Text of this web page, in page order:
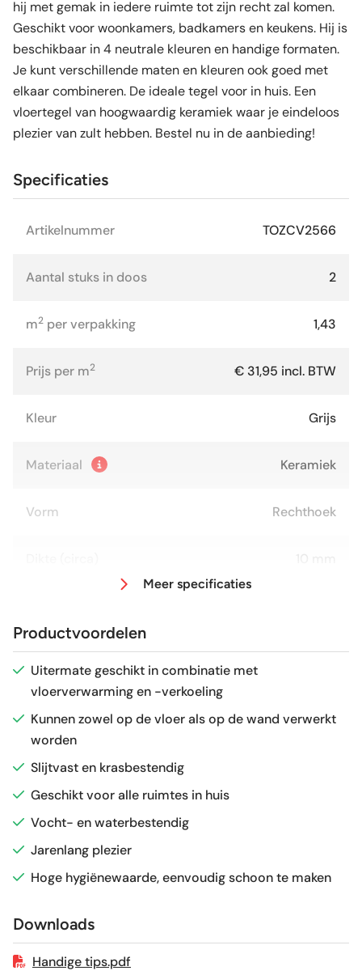
hij met gemak in iedere ruimte tot zijn recht zal komen.
Geschikt voor woonkamers, badkamers en keukens. Hij is
beschikbaar in 4 neutrale kleuren en handige formaten.
Je kunt verschillende maten en kleuren ook goed met
elkaar combineren. De ideale tegel voor in huis. Een
vloertegel van hoogwaardig keramiek waar je eindeloos
plezier van zult hebben. Bestel nu in de aanbieding!
Specificaties
Artikelnummer TOZCV2566
Aantal stuks in doos 2
m2 per verpakking 1,43
Prijs per m2 € 31,95 incl. BTW
Kleur Grijs
Materiaal Keramiek
Vorm Rechthoek
Antislipwaarde R10
Glans / Mat
Gerectificeerd
Vorstbestendig
Sortering
Craquelé Nee
Geschikt voor vloerverwarming
Meer specificaties
Productvoordelen
Uitermate geschikt in combinatie met
vloerverwarming en -verkoeling
Kunnen zowel op de vloer als op de wand verwerkt
worden
Slijtvast en krasbestendig
Geschikt voor alle ruimtes in huis
Vocht- en waterbestendig
Jarenlang plezier
Hoge hygiënewaarde, eenvoudig schoon te maken
Downloads
Handige tips.pdf